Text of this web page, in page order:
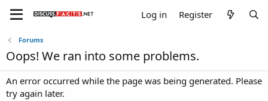
Log in Register
Forums
Oops! We ran into some problems.
An error occurred while the page was being generated. Please
try again later.